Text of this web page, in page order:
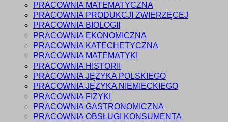
PRACOWNIA MATEMATYCZNA
PRACOWNIA PRODUKCJI ZWIERZĘCEJ
PRACOWNIA BIOLOGII
PRACOWNIA EKONOMICZNA
PRACOWNIA KATECHETYCZNA
PRACOWNIA MATEMATYKI
PRACOWNIA HISTORII
PRACOWNIA JĘZYKA POLSKIEGO
PRACOWNIA JĘZYKA NIEMIECKIEGO
PRACOWNIA FIZYKI
PRACOWNIA GASTRONOMICZNA
PRACOWNIA OBSŁUGI KONSUMENTA